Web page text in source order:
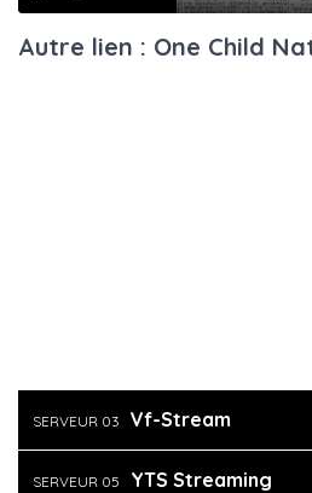
Play
Autre lien : One Child
SERVEUR 03 Vf-Stream
SERVEUR 05 YTS Streaming